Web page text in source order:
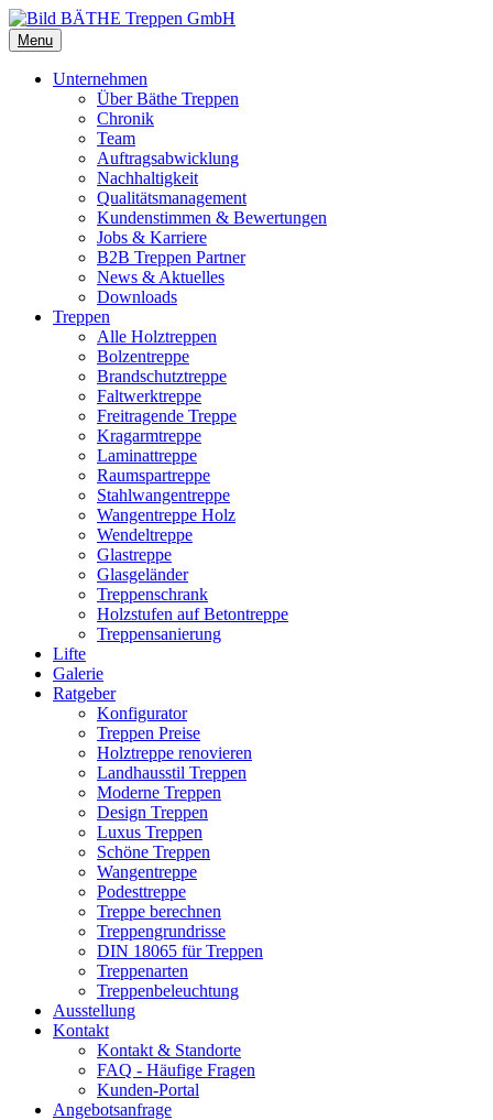
Menu
Unternehmen
Über Bäthe Treppen
Chronik
Team
Auftragsabwicklung
Nachhaltigkeit
Qualitätsmanagement
Kundenstimmen & Bewertungen
Jobs & Karriere
B2B Treppen Partner
News & Aktuelles
Downloads
Treppen
Alle Holztreppen
Bolzentreppe
Brandschutztreppe
Faltwerktreppe
Freitragende Treppe
Kragarmtreppe
Laminattreppe
Raumspartreppe
Stahlwangentreppe
Wangentreppe Holz
Wendeltreppe
Glastreppe
Glasgeländer
Treppenschrank
Holzstufen auf Betontreppe
Treppensanierung
Lifte
Galerie
Ratgeber
Konfigurator
Treppen Preise
Holztreppe renovieren
Landhausstil Treppen
Moderne Treppen
Design Treppen
Luxus Treppen
Schöne Treppen
Wangentreppe
Podesttreppe
Treppe berechnen
Treppengrundrisse
DIN 18065 für Treppen
Treppenarten
Treppenbeleuchtung
Ausstellung
Kontakt
Kontakt & Standorte
FAQ - Häufige Fragen
Kunden-Portal
Angebotsanfrage